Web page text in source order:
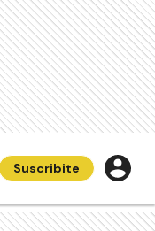
Suscribite